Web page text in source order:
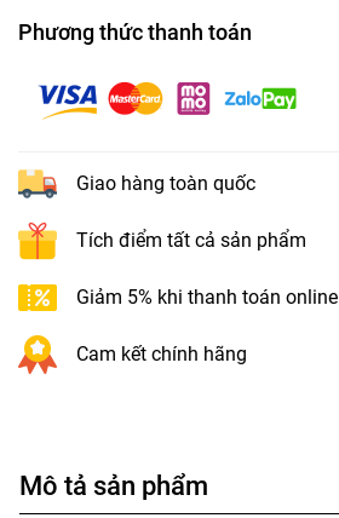
Phương thức thanh toán
Giao hàng toàn quốc
Tích điểm tất cả sản phẩm
Giảm 5% khi thanh toán online
Cam kết chính hãng
Mô tả sản phẩm